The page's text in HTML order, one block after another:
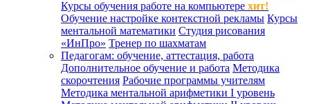
Курсы обучения работе на компьютере хит!
Обучение настройке контекстной рекламы Курсы
ментальной математики Студия рисования
«ИнПро» Тренер по шахматам
Педагогам: обучение, аттестация, работа
Дополнительное обучение и работа Методика
скорочтения Рабочие программы учителям
Методика ментальной арифметики I уровень